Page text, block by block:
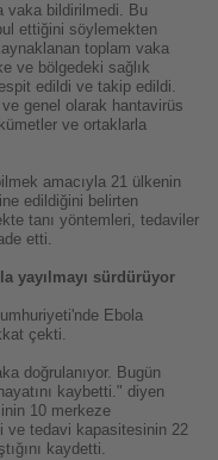
vaka bildirilmedi. Bu
ettiğini söylemekten
toplam vaka
ve bölgedeki sağlık
edildi ve takip edildi.
genel olarak hantavirüs
ve ortaklarla
amacıyla 21 ülkenin
edildiğini belirten
tanı yöntemleri, tedaviler
etti.
yayılmayı sürdürüyor
Ebola
çekti.
doğrulanıyor. Bugün
kaybetti." diyen
10 merkeze
ve tedavi kapasitesinin 22
kaydetti.